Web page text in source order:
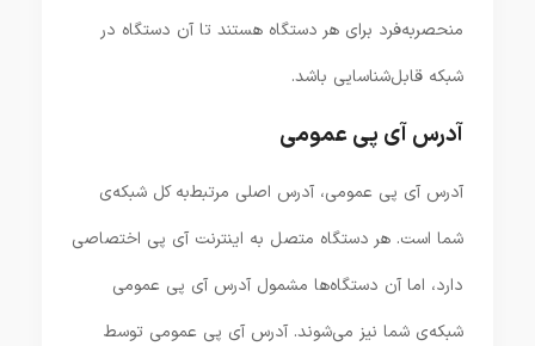
منحصربه‌فرد برای هر دستگاه هستند تا آن دستگاه در
شبکه قابل‌شناسایی باشد.
آدرس آی پی عمومی
آدرس آی پی عمومی، آدرس اصلی مرتبط‌به کل شبکه‌ی
شما است. هر دستگاه متصل‌ به اینترنت آی پی اختصاصی
دارد، اما آن دستگاه‌ها مشمول آدرس آی پی عمومی
شبکه‌ی شما نیز می‌شوند. آدرس آی پی عمومی توسط